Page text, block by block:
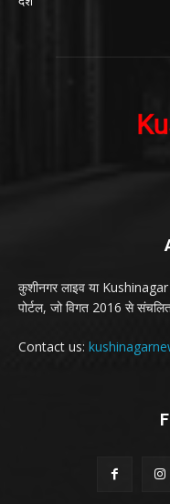
कुशीनगर लाइव या
पोर्टल, जो विगत 2016 से
Contact us: